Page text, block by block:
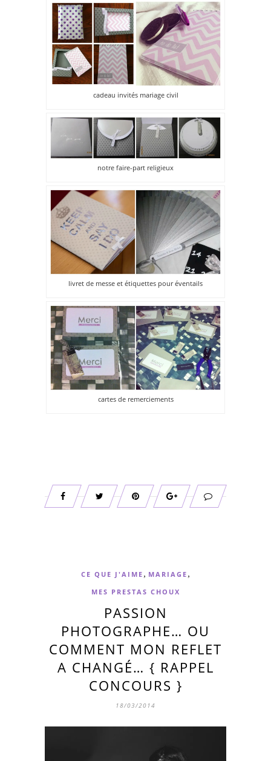
cadeau invités mariage civil
notre faire-part religieux
livret de messe et étiquettes pour éventails
cartes de remerciements
CE QUE J'AIME , MARIAGE ,
MES PRESTAS CHOUX
PASSION
PHOTOGRAPHE… OU
COMMENT MON REFLET
A CHANGÉ… { RAPPEL
CONCOURS }
18/03/2014